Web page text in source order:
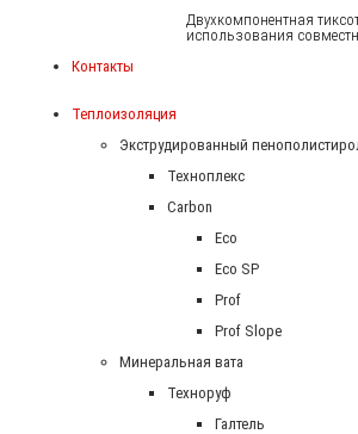
Двухкомпонентная
использования
Контакты
Теплоизоляция
Экструдированный
Техноплекс
Carbon
Eco
Eco SP
Prof
Prof Slope
Минеральная вата
Техноруф
Галтель